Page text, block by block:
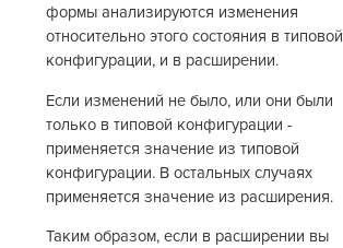
формы анализируются изменения
относительно этого состояния в типовой
конфигурации, и в расширении.
Если изменений не было, или они были
только в типовой конфигурации -
применяется значение из типовой
конфигурации. В остальных случаях
применяется значение из расширения.
Таким образом, если в расширении вы